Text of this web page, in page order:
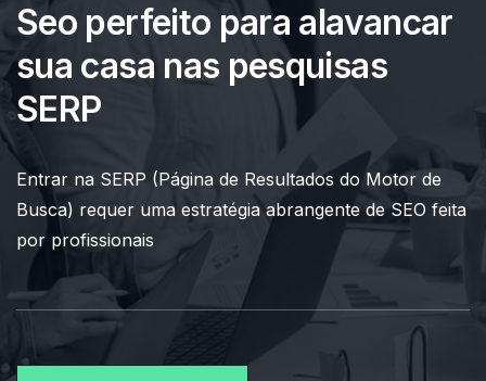
Seo perfeito para alavancar
sua casa nas pesquisas
SERP
Entrar na SERP (Página de Resultados do Motor de
Busca) requer uma estratégia abrangente de SEO feita
por profissionais